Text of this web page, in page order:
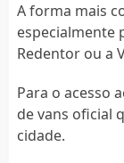
A forma mais
especialmente
Redentor ou a
Para o acesso
de vans oficial
cidade.